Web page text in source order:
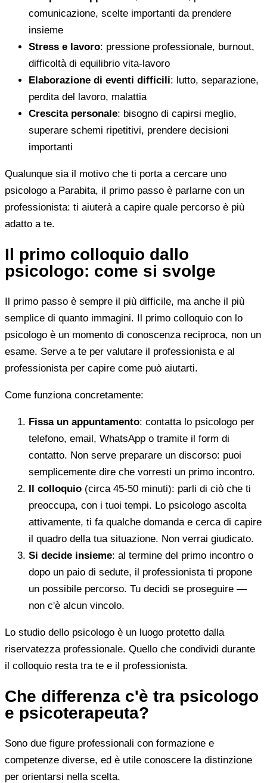
comunicazione, scelte importanti da prendere
insieme
Stress e lavoro: pressione professionale, burnout,
difficoltà di equilibrio vita-lavoro
Elaborazione di eventi difficili: lutto, separazione,
perdita del lavoro, malattia
Crescita personale: bisogno di capirsi meglio,
superare schemi ripetitivi, prendere decisioni
importanti
Qualunque sia il motivo che ti porta a cercare uno
psicologo a Parabita, il primo passo è parlarne con un
professionista: ti aiuterà a capire quale percorso è più
adatto a te.
Il primo colloquio dallo
psicologo: come si svolge
Il primo passo è sempre il più difficile, ma anche il più
semplice di quanto immagini. Il primo colloquio con lo
psicologo è un momento di conoscenza reciproca, non un
esame. Serve a te per valutare il professionista e al
professionista per capire come può aiutarti.
Come funziona concretamente:
Fissa un appuntamento: contatta lo psicologo per
telefono, email, WhatsApp o tramite il form di
contatto. Non serve preparare un discorso: puoi
semplicemente dire che vorresti un primo incontro.
Il colloquio (circa 45-50 minuti): parli di ciò che ti
preoccupa, con i tuoi tempi. Lo psicologo ascolta
attivamente, ti fa qualche domanda e cerca di capire
il quadro della tua situazione. Non verrai giudicato.
Si decide insieme: al termine del primo incontro o
dopo un paio di sedute, il professionista ti propone
un possibile percorso. Tu decidi se proseguire —
non c'è alcun vincolo.
Lo studio dello psicologo è un luogo protetto dalla
riservatezza professionale. Quello che condividi durante
il colloquio resta tra te e il professionista.
Che differenza c'è tra psicologo
e psicoterapeuta?
Sono due figure professionali con formazione e
competenze diverse, ed è utile conoscere la distinzione
per orientarsi nella scelta.